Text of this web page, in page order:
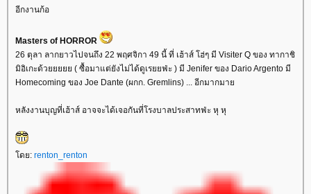
อีกงานก้อ
Masters of HORROR
26 ตุลา ลากยาวไปจนถึง 22 พฤศจิกา 49 นี้ ที่ เฮ้าส์ โฮ่ๆ มี Visiter Q ของ ทากาชิ
มิอิเกะด้วยยยยย ( ซื้อมาแต่ยังไม่ได้ดูเรยยฟ่ะ ) มี Jenifer ของ Dario Argento มี
Homecoming ของ Joe Dante (ผกก. Gremlins) ... อีกมากมา
หลังงานบุญที่เฮ้าส์ อาจจะได้เจอกันที่โรงบาลประสาทฟ่ะ หุ หุ
ดย: renton_renton